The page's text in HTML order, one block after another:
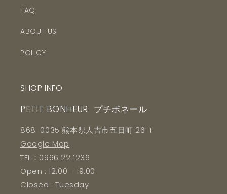
FAQ
ABOUT US
POLICY
SHOP INFO
PETIT BONHEUR プチボネール
868-0035 熊本県人吉市五日町 26-1
Google Map
TEL：0966 22 1236
Open : 12:00 - 19:00
Closed : Tuesday